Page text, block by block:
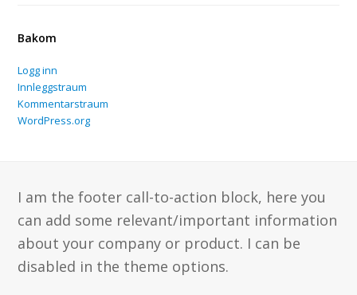
Bakom
Logg inn
Innleggstraum
Kommentarstraum
WordPress.org
I am the footer call-to-action block, here you
can add some relevant/important information
about your company or product. I can be
disabled in the theme options.